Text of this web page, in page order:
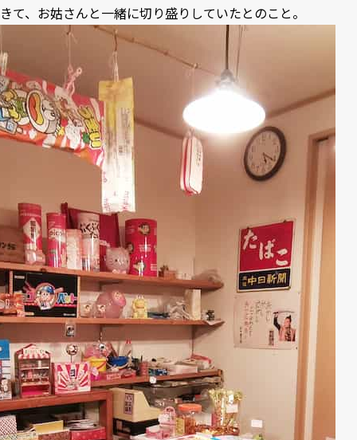
きて、お姑さんと一緒に切り盛りしていたとのこと。